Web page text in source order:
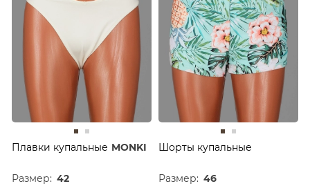
Плавки купальные MONKI
Размер: 42
Шорты купальные
Размер: 46